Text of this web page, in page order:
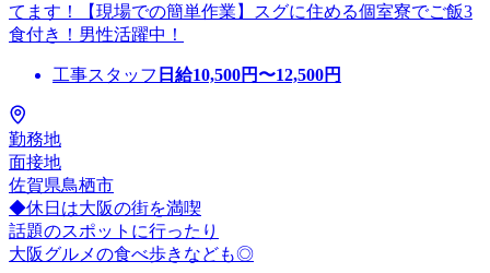
てます！【現場での簡単作業】スグに住める個室寮でご飯3
食付き！男性活躍中！
工事スタッフ 日給10,500円〜12,500円
勤務地
面接地
佐賀県鳥栖市
◆休日は大阪の街を満喫
話題のスポットに行ったり
大阪グルメの食べ歩きなども◎